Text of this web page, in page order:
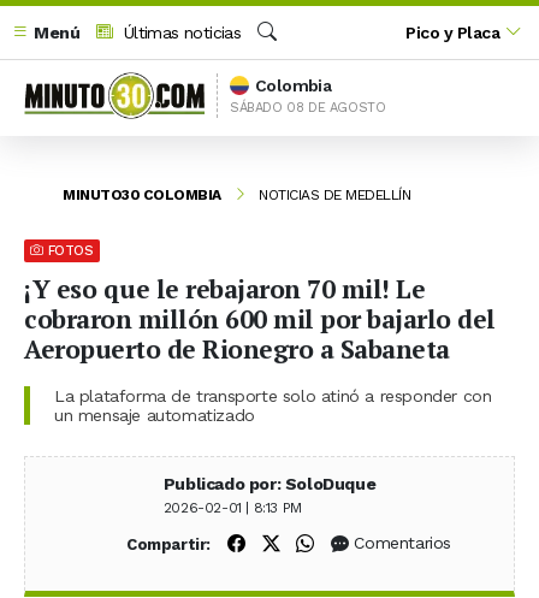
Menú
Últimas noticias
Buscar
Pico y Placa
Colombia
SÁBADO 08 DE AGOSTO
MINUTO30 COLOMBIA NOTICIAS DE MEDELLÍN
FOTOS
¡Y eso que le rebajaron 70 mil! Le
cobraron millón 600 mil por bajarlo del
Aeropuerto de Rionegro a Sabaneta
La plataforma de transporte solo atinó a responder con
un mensaje automatizado
Publicado por: SoloDuque
2026-02-01 | 8:13 PM
Compartir: Compartir en Facebook
Compartir en X (Twitter)
Compartir en WhatsApp
Comentarios